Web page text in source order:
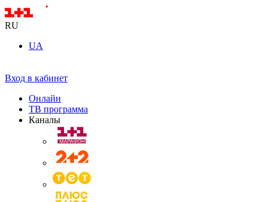
RU
UA
Вход в кабинет
Онлайн
ТВ программа
Каналы